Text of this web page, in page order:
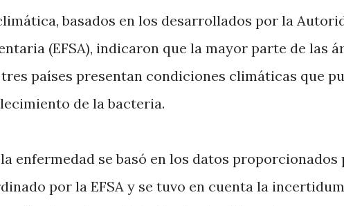
basados en los desarrollados por la
(EFSA), indicaron que la mayor parte de las
países presentan condiciones climáticas que
de la bacteria.
enfermedad se basó en los datos proporcionados
por la EFSA y se tuvo en cuenta la